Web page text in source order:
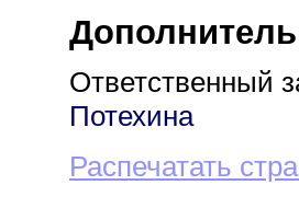
Ответственный
Потехина
Распечатать